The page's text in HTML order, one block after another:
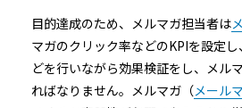
目的達成のため、メルマガ担当者は
マガのクリック率などのKPIを設定
どを行いながら効果検証をし、メル
ればなりません。メルマガ（メール